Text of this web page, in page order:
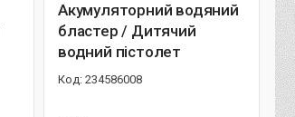
Акумуляторний водяний
бластер / Дитячий
водний пістолет
234586008